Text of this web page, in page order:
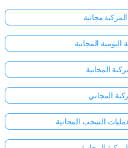
مجانية
اليومية المجانية
المجانية
المجاني
السحب المجانية